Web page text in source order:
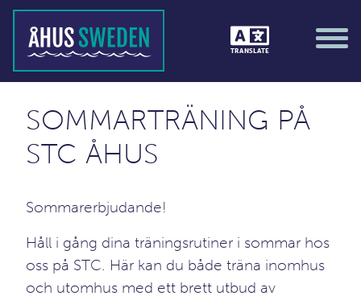
TRANSLATE
SOMMARTRÄNING PÅ
STC ÅHUS
Sommarerbjudande!
Håll i gång dina träningsrutiner i sommar hos
oss på STC. Här kan du både träna inomhus
och utomhus med ett brett utbud av